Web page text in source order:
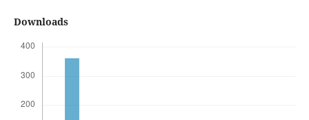
Downloads